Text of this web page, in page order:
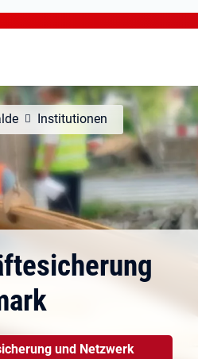
Institutionen
und Netzwerk